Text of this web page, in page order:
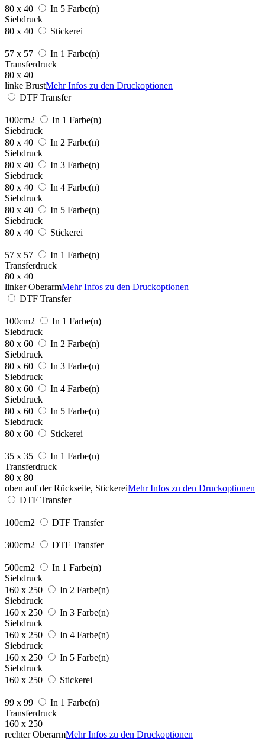
80 x 40
In 5 Farbe(n)
Siebdruck
80 x 40
Stickerei
57 x 57
In 1 Farbe(n)
Transferdruck
80 x 40
linke BrustMehr Infos zu den Druckoptionen
DTF Transfer
100cm2
In 1 Farbe(n)
Siebdruck
80 x 40
In 2 Farbe(n)
Siebdruck
80 x 40
In 3 Farbe(n)
Siebdruck
80 x 40
In 4 Farbe(n)
Siebdruck
80 x 40
In 5 Farbe(n)
Siebdruck
80 x 40
Stickerei
57 x 57
In 1 Farbe(n)
Transferdruck
80 x 40
linker OberarmMehr Infos zu den Druckoptionen
DTF Transfer
100cm2
In 1 Farbe(n)
Siebdruck
80 x 60
In 2 Farbe(n)
Siebdruck
80 x 60
In 3 Farbe(n)
Siebdruck
80 x 60
In 4 Farbe(n)
Siebdruck
80 x 60
In 5 Farbe(n)
Siebdruck
80 x 60
Stickerei
35 x 35
In 1 Farbe(n)
Transferdruck
80 x 80
oben auf der Rückseite, StickereiMehr Infos zu den Druckoptionen
DTF Transfer
100cm2 DTF Transfer
300cm2 DTF Transfer
500cm2
In 1 Farbe(n)
Siebdruck
160 x 250
In 2 Farbe(n)
Siebdruck
160 x 250
In 3 Farbe(n)
Siebdruck
160 x 250
In 4 Farbe(n)
Siebdruck
160 x 250
In 5 Farbe(n)
Siebdruck
160 x 250
Stickerei
99 x 99
In 1 Farbe(n)
Transferdruck
160 x 250
rechter OberarmMehr Infos zu den Druckoptionen